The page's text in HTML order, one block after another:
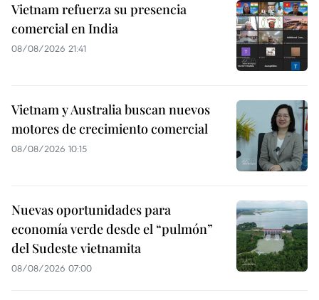
Vietnam refuerza su presencia
comercial en India
08/08/2026 21:41
Vietnam y Australia buscan nuevos
motores de crecimiento comercial
08/08/2026 10:15
Nuevas oportunidades para
economía verde desde el “pulmón”
del Sudeste vietnamita
08/08/2026 07:00